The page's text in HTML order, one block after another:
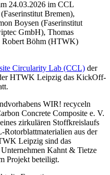
24.03.2026 im CCL
Bremen),
Boysen (Faserinstitut
GmbH), Thomas
Robert Böhm (HTWK)
Circularity Lab (CCL) der
HTWK Leipzig das KickOff-
WIR! recyceln
Concrete Composite e. V.
zirkulären Stoffkreislaufs
aus der
Leipzig sind das
Kahnt & Tietze
Projekt beteiligt.